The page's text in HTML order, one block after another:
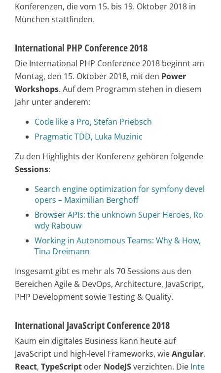
Konferenzen, die vom 15. bis 19. Oktober 2018 in
München stattfinden.
International PHP Conference 2018
Die International PHP Conference 2018 beginnt am
Montag, den 15. Oktober 2018, mit den Power
Workshops. Auf dem Programm stehen in diesem
Jahr unter anderem:
Code like a Pro, Stefan Priebsch
Pragmatic TDD, Luka Muzinic
Zu den Highlights der Konferenz gehören folgende
Sessions:
Search engine optimization for symfony devel
opers – Maximilian Berghoff
Browser APIs: the unknown Super Heroes, Ro
wdy Rabouw
Working in Autonomous Teams: Why & How,
Tina Dreimann
Insgesamt gibt es mehr als 70 Sessions aus den
Bereichen Agile & DevOps, Architecture, JavaScript,
PHP Development sowie Testing & Quality.
International JavaScript Conference 2018
Kaum ein digitales Business kann heute auf
JavaScript und high-level Frameworks, wieAngular,
React, TypeScript oder NodeJSverzichten. Die Inte